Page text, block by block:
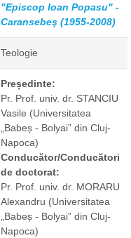
"Episcop Ioan Popasu" -
Caransebeş (1955-2008)
Teologie
Președinte:
Pr. Prof. univ. dr. STANCIU
Vasile (Universitatea
„Babeș - Bolyai” din Cluj-
Napoca)
Conducător/Conducători
de doctorat:
Pr. Prof. univ. dr. MORARU
Alexandru (Universitatea
„Babeș - Bolyai” din Cluj-
Napoca)